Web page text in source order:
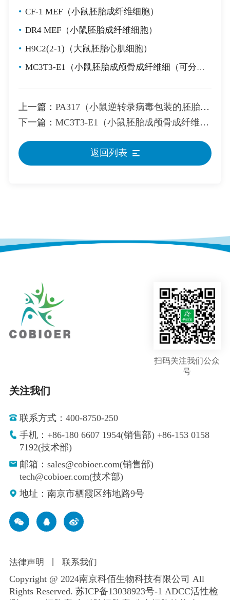
• CF-1 MEF（小鼠胚胎成纤维细胞）
• DR4 MEF（小鼠胚胎成纤维细胞）
• H9C2(2-1)（大鼠胚胎心肌细胞）
• MC3T3-E1（小鼠胚胎成颅骨成纤维细（可分化为成骨））
上一篇： PA317（小鼠逆转录病毒包装的胚胎成纤维细胞）
下一篇： MC3T3-E1（小鼠胚胎成颅骨成纤维细（可分化为成骨））
返回列表
扫码关注我们公众
号
关注我们
联系方式：400-8750-250
手机：+86-180 6607 1954(销售部) +86-153 0158
7192(技术部)
邮箱：sales@cobioer.com(销售部)
tech@cobioer.com(技术部)
地址：南京市栖霞区纬地路9号
法律声明 联系我们
Copyright @ 2024南京科佰生物科技有限公司 All
Rights Reserved. 苏ICP备13038923号-1 ADCC活性检